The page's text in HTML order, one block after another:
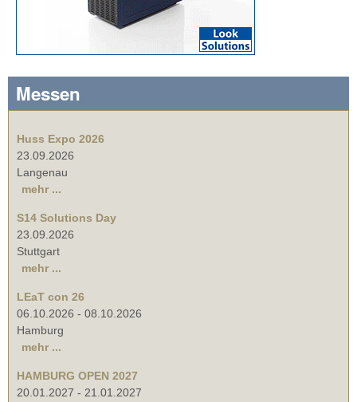
Messen
Huss Expo 2026
23.09.2026
Langenau
mehr ...
S14 Solutions Day
23.09.2026
Stuttgart
mehr ...
LEaT con 26
06.10.2026 - 08.10.2026
Hamburg
mehr ...
HAMBURG OPEN 2027
20.01.2027 - 21.01.2027